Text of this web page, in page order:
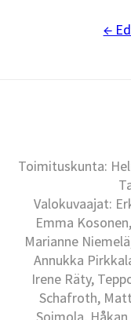
←
Toimituskunta:
Valokuvaajat:
Emma
Marianne
Annukka
Irene Räty,
Schafroth,